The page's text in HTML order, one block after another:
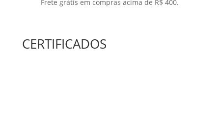
Frete grátis em compras acima de R$ 400.
CERTIFICADOS